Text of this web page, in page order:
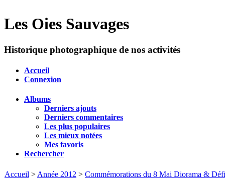
Les Oies Sauvages
Historique photographique de nos activités
Accueil
Connexion
Albums
Derniers ajouts
Derniers commentaires
Les plus populaires
Les mieux notées
Mes favoris
Rechercher
Accueil > Année 2012 > Commémorations du 8 Mai Diorama &